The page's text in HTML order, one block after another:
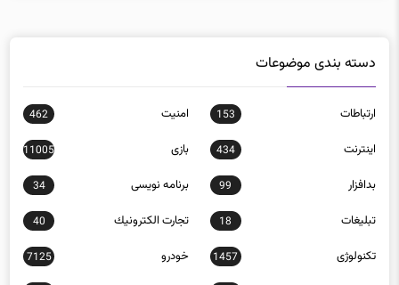
دسته بندی موضوعات
ارتباطات 153 امنيت 462
اينترنت 434 بازی 11005
بدافزار 99 برنامه نويسی 34
تبلیغات 18 تجارت الكترونيك 40
تکنولوژی 1457 خودرو 7125